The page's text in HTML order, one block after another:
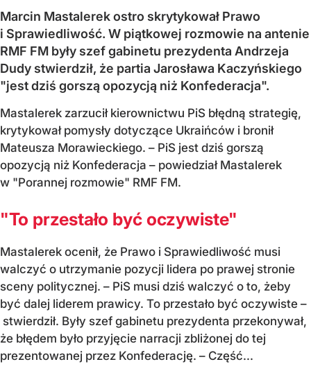
Marcin Mastalerek ostro skrytykował Prawo
i Sprawiedliwość. W piątkowej rozmowie na antenie
RMF FM były szef gabinetu prezydenta Andrzeja
Dudy stwierdził, że partia Jarosława Kaczyńskiego
"jest dziś gorszą opozycją niż Konfederacja".
Mastalerek zarzucił kierownictwu PiS błędną strategię,
krytykował pomysły dotyczące Ukraińców i bronił
Mateusza Morawieckiego. – PiS jest dziś gorszą
opozycją niż Konfederacja – powiedział Mastalerek
w "Porannej rozmowie" RMF FM.
"To przestało być oczywiste"
Mastalerek ocenił, że Prawo i Sprawiedliwość musi
walczyć o utrzymanie pozycji lidera po prawej stronie
sceny politycznej. – PiS musi dziś walczyć o to, żeby
być dalej liderem prawicy. To przestało być oczywiste –
stwierdził. Były szef gabinetu prezydenta przekonywał,
że błędem było przyjęcie narracji zbliżonej do tej
prezentowanej przez Konfederację. – Część...